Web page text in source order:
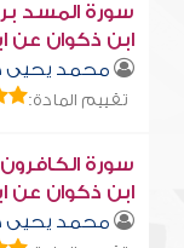
سورة المسد
ابن ذكوان عن
محمد يحيى
تقييم المادة:
سورة الكافرون
ابن ذكوان عن
محمد يحيى